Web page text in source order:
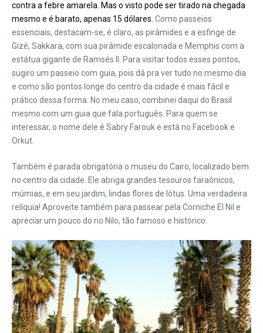
contra a febre amarela. Mas o visto pode ser tirado na chegada
mesmo e é barato, apenas 15 dólares. Como passeios
essenciais, destacam-se, é claro, as pirâmides e a esfinge de
Gizé, Sakkara, com sua pirâmide escalonada e Memphis com a
estátua gigante de Ramsés II. Para visitar todos esses pontos,
sugiro um passeio com guia, pois dá pra ver tudo no mesmo dia
e como são pontos longe do centro da cidade é mais fácil e
prático dessa forma. No meu caso, combinei daqui do Brasil
mesmo com um guia que fala português. Para quem se
interessar, o nome dele é Sabry Farouk e está no Facebook e
Orkut.
Também é parada obrigatória o museu do Cairo, localizado bem
no centro da cidade. Ele abriga grandes tesouros faraônicos,
múmias, e em seu jardim, lindas flores de lótus. Uma verdadeira
relíquia! Aproveite também para passear pela Corniche El Nil e
apreciar um pouco do rio Nilo, tão famoso e histórico.